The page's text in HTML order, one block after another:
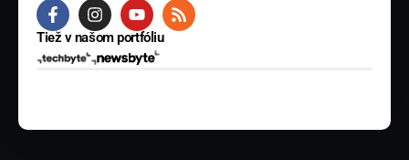
Tiež v našom portfóliu